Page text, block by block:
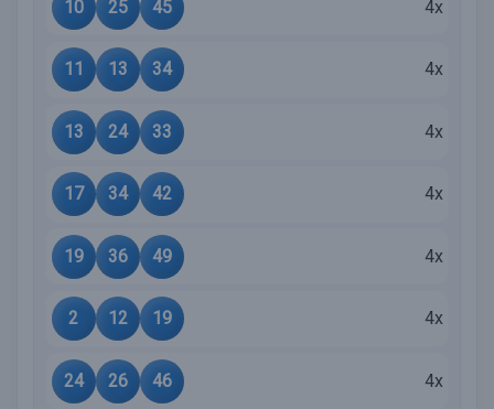
10 25 45 4x
11 13 34 4x
13 24 33 4x
17 34 42 4x
19 36 49 4x
2 12 19 4x
24 26 46 4x